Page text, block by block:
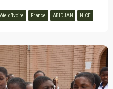
d’Ivoire France ABIDJAN NICE